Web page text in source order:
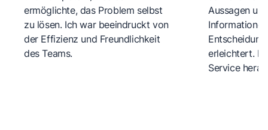
ermöglichte, das Problem selbst
zu lösen. Ich war beeindruckt von
der Effizienz und Freundlichkeit
des Teams.
Aussagen
erleichtert.
Service